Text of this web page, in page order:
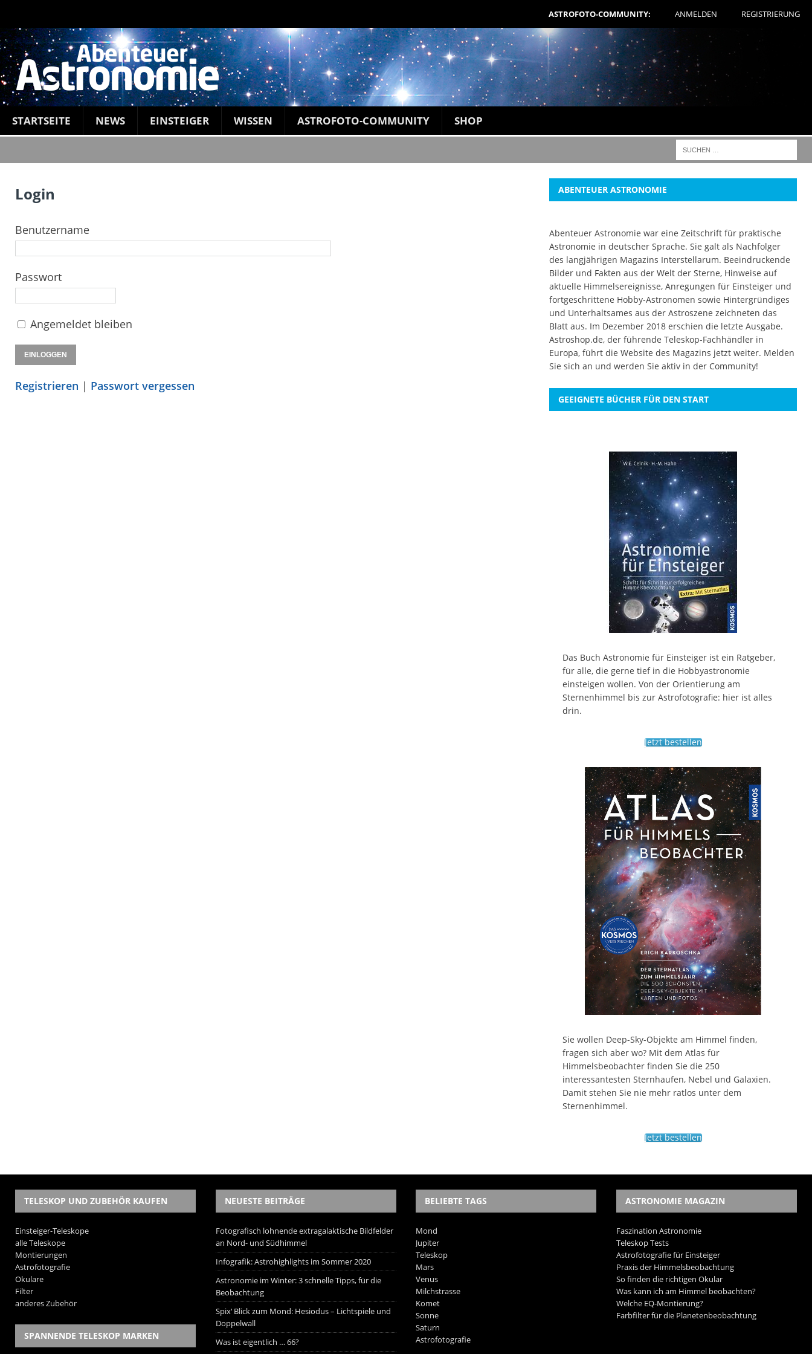
ASTROFOTO-COMMUNITY: ANMELDEN REGISTRIERUNG
STARTSEITE NEWS EINSTEIGER WISSEN ASTROFOTO-COMMUNITY SHOP
Login
Benutzername
Passwort
Angemeldet bleiben
Registrieren | Passwort vergessen
ABENTEUER ASTRONOMIE
Abenteuer Astronomie war eine Zeitschrift für praktische
Astronomie in deutscher Sprache. Sie galt als Nachfolger
des langjährigen Magazins Interstellarum. Beeindruckende
Bilder und Fakten aus der Welt der Sterne, Hinweise auf
aktuelle Himmelsereignisse, Anregungen für Einsteiger und
fortgeschrittene Hobby-Astronomen sowie Hintergründiges
und Unterhaltsames aus der Astroszene zeichneten das
Blatt aus. Im Dezember 2018 erschien die letzte Ausgabe.
Astroshop.de, der führende Teleskop-Fachhändler in
Europa, führt die Website des Magazins jetzt weiter. Melden
Sie sich an und werden Sie aktiv in der Community!
GEEIGNETE BÜCHER FÜR DEN START
Das Buch Astronomie für Einsteiger ist ein Ratgeber,
für alle, die gerne tief in die Hobbyastronomie
einsteigen wollen. Von der Orientierung am
Sternenhimmel bis zur Astrofotografie: hier ist alles
drin.
Jetzt bestellen
Sie wollen Deep-Sky-Objekte am Himmel finden,
fragen sich aber wo? Mit dem Atlas für
Himmelsbeobachter finden Sie die 250
interessantesten Sternhaufen, Nebel und Galaxien.
Damit stehen Sie nie mehr ratlos unter dem
Sternenhimmel.
Jetzt bestellen
TELESKOP UND ZUBEHÖR KAUFEN
Einsteiger-Teleskope
alle Teleskope
Montierungen
Astrofotografie
Okulare
Filter
anderes Zubehör
SPANNENDE TELESKOP MARKEN
NEUESTE BEITRÄGE
Fotografisch lohnende extragalaktische Bildfelder
an Nord- und Südhimmel
Infografik: Astrohighlights im Sommer 2020
Astronomie im Winter: 3 schnelle Tipps, für die
Beobachtung
Spix‘ Blick zum Mond: Hesiodus – Lichtspiele und
Doppelwall
Was ist eigentlich … 66?
BELIEBTE TAGS
Mond
Jupiter
Teleskop
Mars
Venus
Milchstrasse
Komet
Sonne
Saturn
Astrofotografie
ASTRONOMIE MAGAZIN
Faszination Astronomie
Teleskop Tests
Astrofotografie für Einsteiger
Praxis der Himmelsbeobachtung
So finden die richtigen Okular
Was kann ich am Himmel beobachten?
Welche EQ-Montierung?
Farbfilter für die Planetenbeobachtung